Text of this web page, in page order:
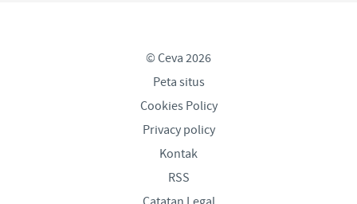
© Ceva 2026
Peta situs
Cookies Policy
Privacy policy
Kontak
RSS